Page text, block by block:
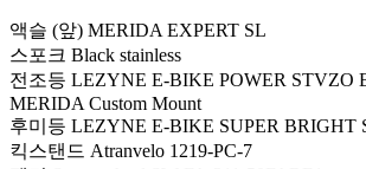
액슬 (앞) MERIDA EXPERT SL
스포크 Black stainless
전조등 LEZYNE E-BIKE POWER STVZO
MERIDA Custom Mount
후미등 LEZYNE E-BIKE SUPER BRIGHT
킥스탠드 Atranvelo 1219-PC-7